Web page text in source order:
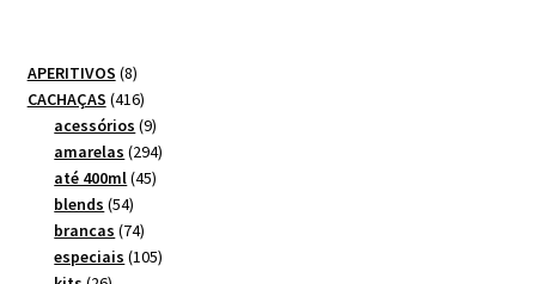
APERITIVOS 88
produtos
CACHAÇAS 416416
produtos
acessórios 99
produtos
amarelas 294294
até 400ml 4545
blends 5454
produtos
brancas 7474
produtos
especiais 105105